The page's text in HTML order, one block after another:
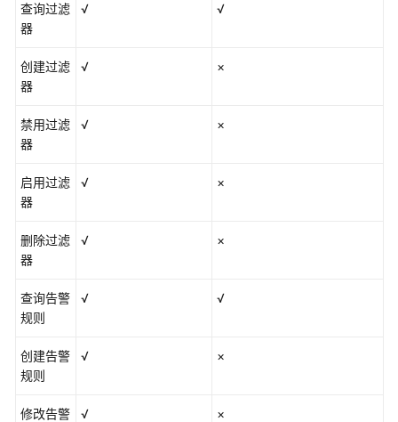
查询过滤
器
√ √
创建过滤
器
√ ×
禁用过滤
器
√ ×
启用过滤
器
√ ×
删除过滤
器
√ ×
查询告警
规则
√ √
创建告警
规则
√ ×
修改告警
√ ×